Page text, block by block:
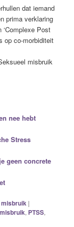
dat iemand
prima verklaring
Post
op co-morbiditeit
misbruik
nee hebt
Stress
geen concrete
|
, PTSS,